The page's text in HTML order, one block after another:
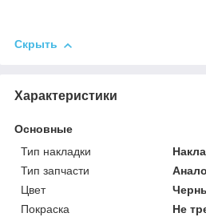
Скрыть
Характеристики
Основные
Тип накладки
Тип запчасти
Цвет
Покраска
Не